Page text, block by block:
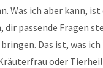
Was ich aber kann,
dir passende Fragen
Das ist, was
oder